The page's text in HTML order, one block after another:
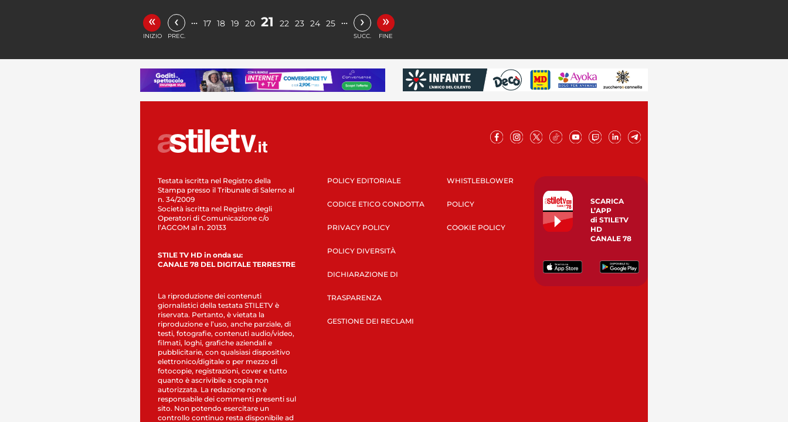
«
INIZIO
‹
PREC.
… 17 18 19 20 21 22 23 24 25 … ›
SUCC.
»
FINE
Testata iscritta nel Registro della
Stampa presso il Tribunale di Salerno al
n. 34/2009
Società iscritta nel Registro degli
Operatori di Comunicazione c/o
l’AGCOM al n. 20133
STILE TV HD in onda su:
CANALE 78 DEL DIGITALE TERRESTRE
La riproduzione dei contenuti
giornalistici della testata STILETV è
riservata. Pertanto, è vietata la
riproduzione e l’uso, anche parziale, di
testi, fotografie, contenuti audio/video,
filmati, loghi, grafiche aziendali e
pubblicitarie, con qualsiasi dispositivo
elettronico/digitale o per mezzo di
fotocopie, registrazioni, cover e tutto
quanto è ascrivibile a copia non
autorizzata. La redazione non è
responsabile dei commenti presenti sul
sito. Non potendo esercitare un
controllo continuo resta disponibile ad
POLICY EDITORIALE
CODICE ETICO CONDOTTA
PRIVACY POLICY
POLICY DIVERSITÀ
DICHIARAZIONE DI
TRASPARENZA
GESTIONE DEI RECLAMI
WHISTLEBLOWER
POLICY
COOKIE POLICY
SCARICA
L’APP
di STILETV
HD
CANALE 78